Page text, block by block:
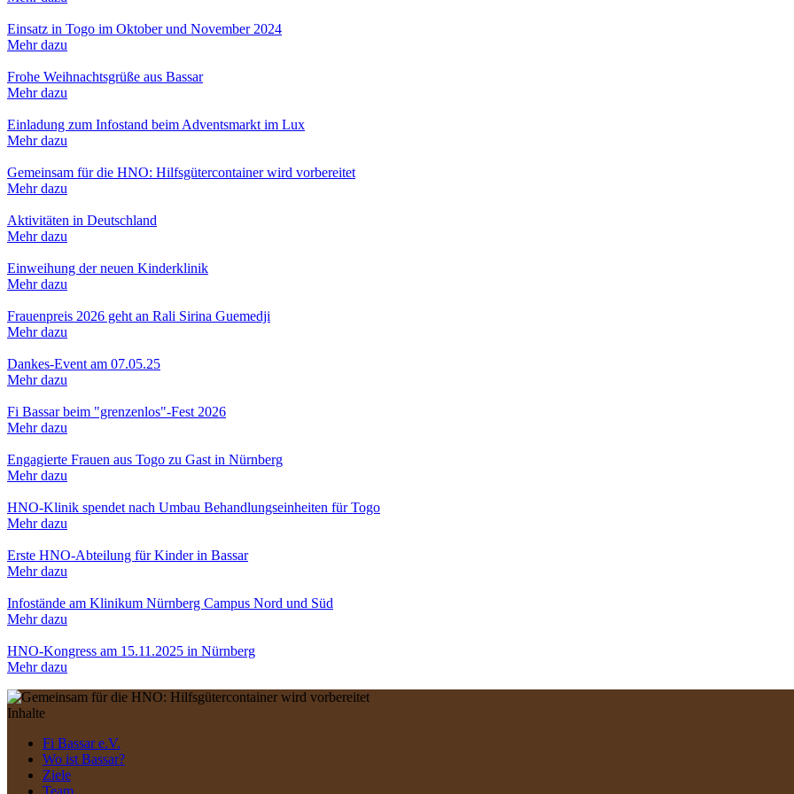
Einsatz in Togo im Oktober und November 2024
Mehr dazu
Frohe Weihnachtsgrüße aus Bassar
Mehr dazu
Einladung zum Infostand beim Adventsmarkt im Lux
Mehr dazu
Gemeinsam für die HNO: Hilfsgütercontainer wird vorbereitet
Mehr dazu
Aktivitäten in Deutschland
Mehr dazu
Einweihung der neuen Kinderklinik
Mehr dazu
Frauenpreis 2026 geht an Rali Sirina Guemedji
Mehr dazu
Dankes-Event am 07.05.25
Mehr dazu
Fi Bassar beim "grenzenlos"-Fest 2026
Mehr dazu
Engagierte Frauen aus Togo zu Gast in Nürnberg
Mehr dazu
HNO-Klinik spendet nach Umbau Behandlungseinheiten für Togo
Mehr dazu
Erste HNO-Abteilung für Kinder in Bassar
Mehr dazu
Infostände am Klinikum Nürnberg Campus Nord und Süd
Mehr dazu
HNO-Kongress am 15.11.2025 in Nürnberg
Mehr dazu
Inhalte
Fi Bassar e.V.
Wo ist Bassar?
Ziele
Team